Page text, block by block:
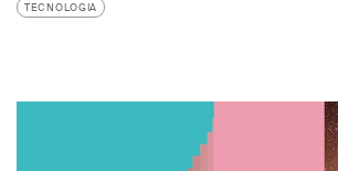
TECNOLOGIA